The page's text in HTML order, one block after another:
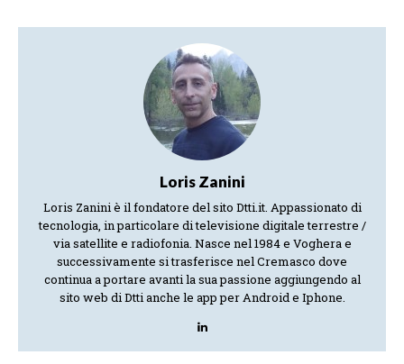
Loris Zanini
Loris Zanini è il fondatore del sito Dtti.it. Appassionato di
tecnologia, in particolare di televisione digitale terrestre /
via satellite e radiofonia. Nasce nel 1984 e Voghera e
successivamente si trasferisce nel Cremasco dove
continua a portare avanti la sua passione aggiungendo al
sito web di Dtti anche le app per Android e Iphone.